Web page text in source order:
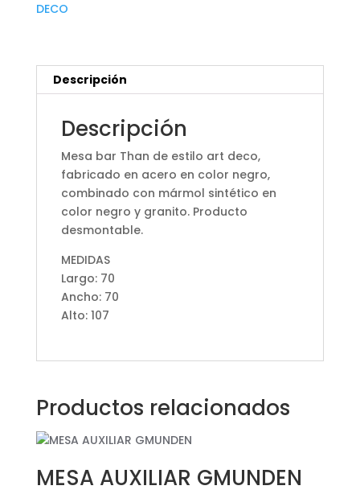
DECO
Descripción
Descripción
Mesa bar Than de estilo art deco,
fabricado en acero en color negro,
combinado con mármol sintético en
color negro y granito. Producto
desmontable.
MEDIDAS
Largo: 70
Ancho: 70
Alto: 107
Productos relacionados
MESA AUXILIAR GMUNDEN